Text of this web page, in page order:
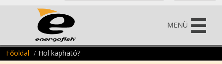
MENÜ
Főoldal Hol kapható?